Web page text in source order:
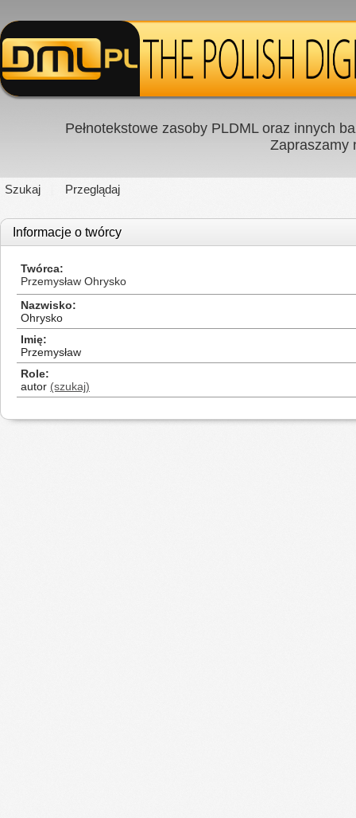
Pełnotekstowe zasoby PLDML oraz innych
Zapraszamy
Szukaj Przeglądaj
Informacje o twórcy
Twórca
Przemysław Ohrysko
Nazwisko
Ohrysko
Imię
Przemysław
Role
autor (szukaj)